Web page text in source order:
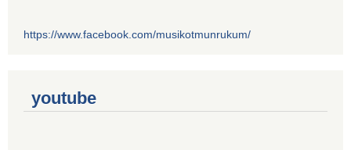
https://www.facebook.com/musikotmunrukum/
youtube